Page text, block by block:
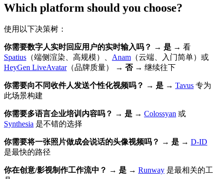
Which platform should you choose?
使用以下决策树：
你需要数字人实时回应用户的实时输入吗？ → 是 → 看
Spatius （端侧渲染、高规模）、 Anam （云端、入门简单）或
HeyGen LiveAvatar（品牌质量） → 否→ 继续往下
你需要向不同收件人发送个性化视频吗？ → 是 → Tavus 专为
此场景构建
你需要多语言企业培训内容吗？ → 是 → Colossyan 或
Synthesia 是不错的选择
你需要将一张照片做成会说话的头像视频吗？ → 是 → D-ID
是最快的路径
你在创意/影视制作工作流中？ → 是 → Runway 是最相关的工